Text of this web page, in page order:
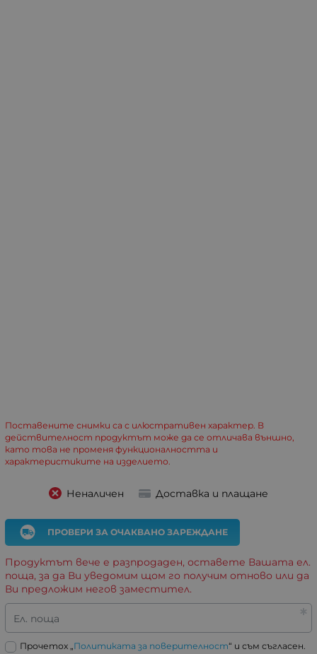
Поставените снимки са с илюстративен характер. В
действителност продуктът може да се отличава външно,
като това не променя функционалността и
характеристиките на изделието.
Неналичен Доставка и плащане
ПРОВЕРИ ЗА ОЧАКВАНО ЗАРЕЖДАНЕ
Продуктът вече е разпродаден, оставете Вашата ел.
поща, за да Ви уведомим щом го получим отново или да
Ви предложим негов заместител.
Ел. поща
Прочетох „ Политиката за поверителност“ и съм съгласен.